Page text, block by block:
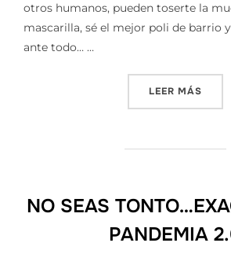
otros humanos, pueden toserte la
mascarilla, sé el mejor poli de barrio
ante todo… …
LEER MÁS
NO SEAS
PANDEMIA